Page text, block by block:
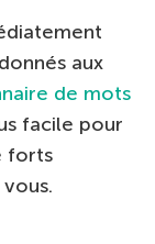
aux
de mots
facile pour
forts